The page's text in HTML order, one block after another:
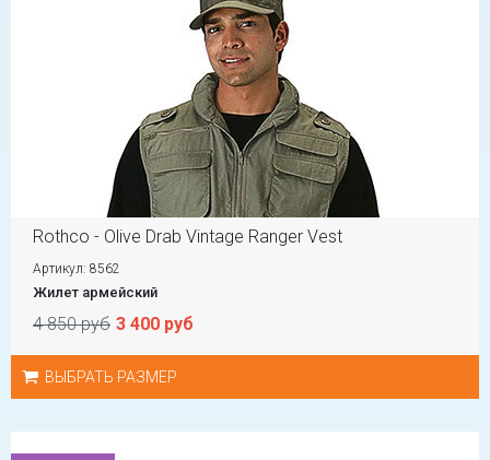
Rothco - Olive Drab Vintage Ranger Vest
Артикул: 8562
Жилет армейский
4 850 руб 3 400 руб
ВЫБРАТЬ РАЗМЕР